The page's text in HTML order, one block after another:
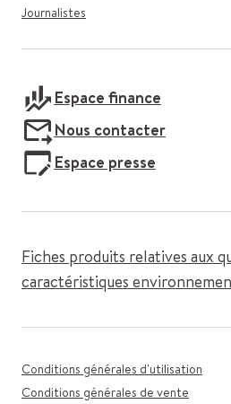
Journalistes
Espace finance
Nous contacter
Espace presse
Fiches produits relatives aux
caractéristiques
Conditions générales d'utilisation
Conditions générales de vente